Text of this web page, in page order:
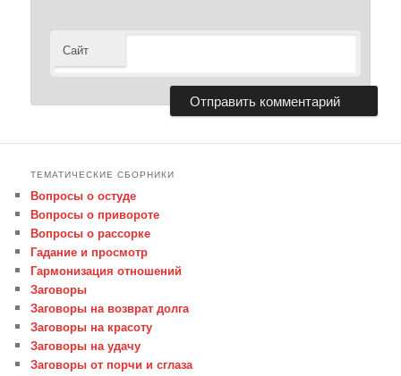
Сайт
ТЕМАТИЧЕСКИЕ СБОРНИКИ
Вопросы о остуде
Вопросы о привороте
Вопросы о рассорке
Гадание и просмотр
Гармонизация отношений
Заговоры
Заговоры на возврат долга
Заговоры на красоту
Заговоры на удачу
Заговоры от порчи и сглаза